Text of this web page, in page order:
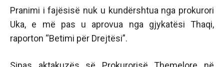
Pranimi i fajësisë nuk u kundërshtua nga prokurori
Uka, e më pas u aprovua nga gjykatësi Thaqi,
raporton “Betimi për Drejtësi”.